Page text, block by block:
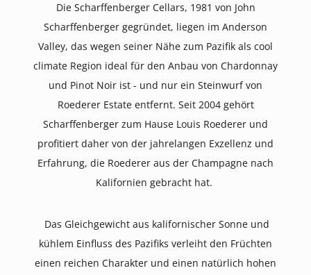
Die Scharffenberger Cellars, 1981 von John
Scharffenberger gegründet, liegen im Anderson
Valley, das wegen seiner Nähe zum Pazifik als cool
climate Region ideal für den Anbau von Chardonnay
und Pinot Noir ist - und nur ein Steinwurf von
Roederer Estate entfernt. Seit 2004 gehört
Scharffenberger zum Hause Louis Roederer und
profitiert daher von der jahrelangen Exzellenz und
Erfahrung, die Roederer aus der Champagne nach
Kalifornien gebracht hat.
Das Gleichgewicht aus kalifornischer Sonne und
kühlem Einfluss des Pazifiks verleiht den Früchten
einen reichen Charakter und einen natürlich hohen